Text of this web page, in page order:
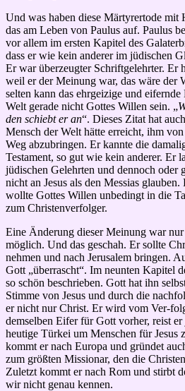
Und was haben diese Märtyrertode
das am Leben von Paulus auf. Paulus
vor allem im ersten Kapitel des
dass er wie kein anderer im jüdischen
Er war überzeugter Schriftgelehrter. Er
weil er der Meinung war, das wäre der
selten kann das ehrgeizige und
Welt gerade nicht Gottes Willen sein. „
den schiebt er an“. Dieses Zitat hat
Mensch der Welt hätte erreicht, ihm
Weg abzubringen. Er kannte die
Testament, so gut wie kein anderer. Er
jüdischen Gelehrten und dennoch oder
nicht an Jesus als den Messias
wollte Gottes Willen unbedingt in die
zum Christenverfolger.
Eine Änderung dieser Meinung war
möglich. Und das geschah. Er sollte
nehmen und nach Jerusalem bringen.
Gott „überrascht“. Im neunten Kapitel
so schön beschrieben. Gott hat ihn
Stimme von Jesus und durch die
er nicht nur Christ. Er wird vom Ver-
demselben Eifer für Gott vorher, reist
heutige Türkei um Menschen für Jesus
kommt er nach Europa und gründet
zum größten Missionar, den die
Zuletzt kommt er nach Rom und stirbt
wir nicht genau kennen.